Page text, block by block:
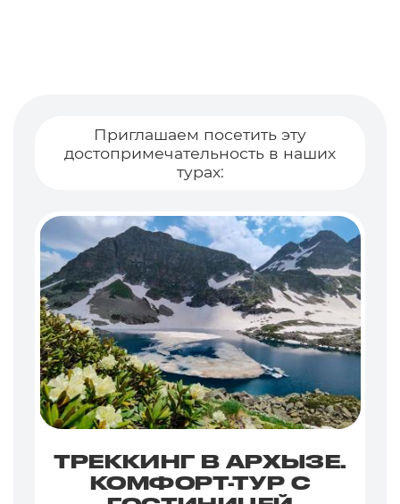
Приглашаем посетить эту
достопримечательность в наших
турах:
ТРЕККИНГ В АРХЫЗЕ.
КОМФОРТ-ТУР С